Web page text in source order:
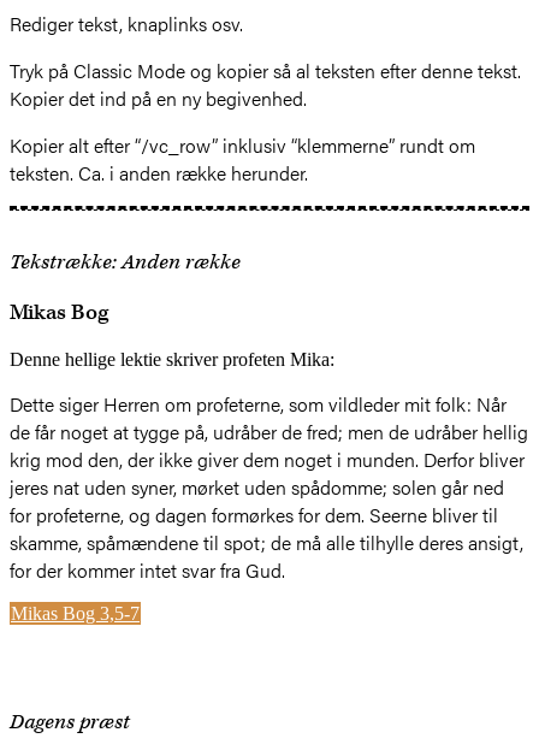
Rediger tekst, knaplinks osv.
Tryk på Classic Mode og kopier så al teksten efter denne tekst.
Kopier det ind på en ny begivenhed.
Kopier alt efter “/vc_row” inklusiv “klemmerne” rundt om
teksten. Ca. i anden række herunder.
Tekstrække: Anden række
Mikas Bog
Denne hellige lektie skriver profeten Mika:
Dette siger Herren om profeterne, som vildleder mit folk: Når
de får noget at tygge på, udråber de fred; men de udråber hellig
krig mod den, der ikke giver dem noget i munden. Derfor bliver
jeres nat uden syner, mørket uden spådomme; solen går ned
for profeterne, og dagen formørkes for dem. Seerne bliver til
skamme, spåmændene til spot; de må alle tilhylle deres ansigt,
for der kommer intet svar fra Gud.
Mikas Bog 3,5-7
Dagens præst